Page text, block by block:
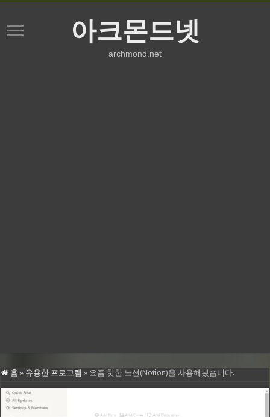
아크몬드넷
archmond.net
홈 » 유용한 프로그램 » 요즘 핫한 노션(Notion)을 사용해봤습니다.